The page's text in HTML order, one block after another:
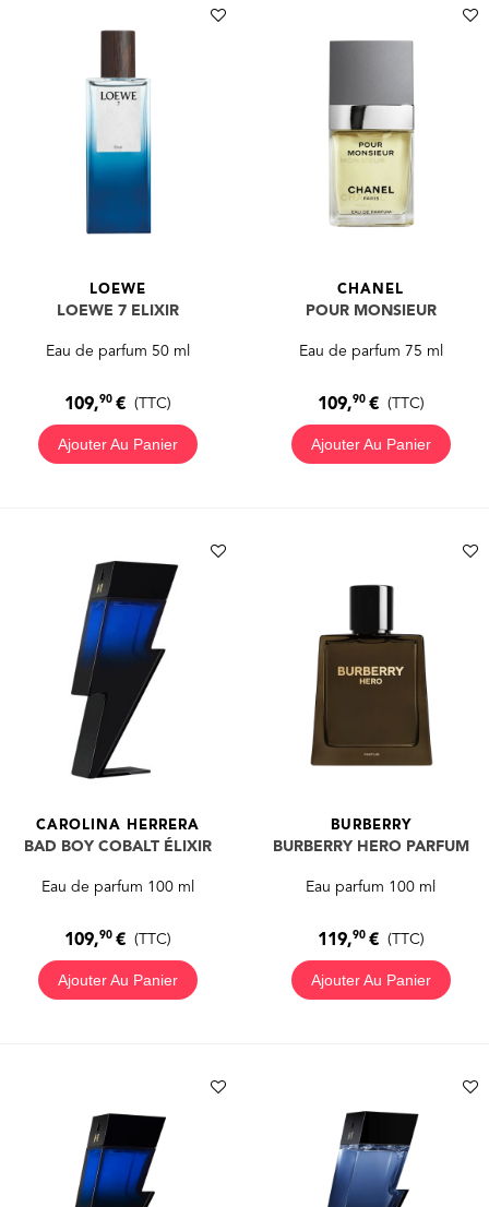
LOEWE
LOEWE 7 ELIXIR
Eau de parfum 50 ml
109,90€ (TTC)
Ajouter Au Panier
CHANEL
POUR MONSIEUR
Eau de parfum 75 ml
109,90 € (TTC)
Ajouter Au Panier
CAROLINA HERRERA
BAD BOY COBALT ÉLIXIR
Eau de parfum 100 ml
109,90€ (TTC)
Ajouter Au Panier
BURBERRY
BURBERRY HERO PARFUM
Eau parfum 100 ml
119,90 € (TTC)
Ajouter Au Panier